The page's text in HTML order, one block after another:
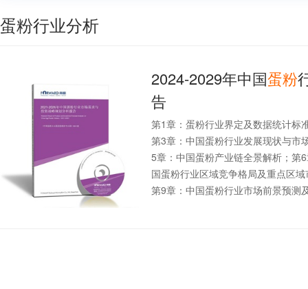
蛋粉行业分析
2024-2029年中国蛋粉
告
第1章：蛋粉行业界定及数据统计标
第3章：中国蛋粉行业发展现状与市
5章：中国蛋粉产业链全景解析；第
国蛋粉行业区域竞争格局及重点区
第9章：中国蛋粉行业市场前景预测